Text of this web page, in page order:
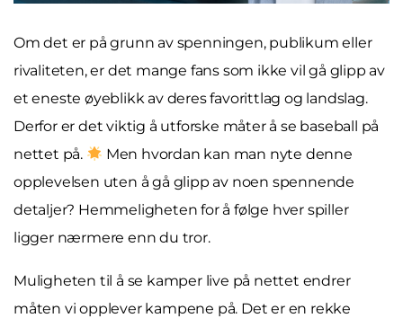
Om det er på grunn av spenningen, publikum eller
rivaliteten, er det mange fans som ikke vil gå glipp av
et eneste øyeblikk av deres favorittlag og landslag.
Derfor er det viktig å utforske måter å se baseball på
nettet på.
Men hvordan kan man nyte denne
opplevelsen uten å gå glipp av noen spennende
detaljer? Hemmeligheten for å følge hver spiller
ligger nærmere enn du tror.
Muligheten til å se kamper live på nettet endrer
måten vi opplever kampene på. Det er en rekke